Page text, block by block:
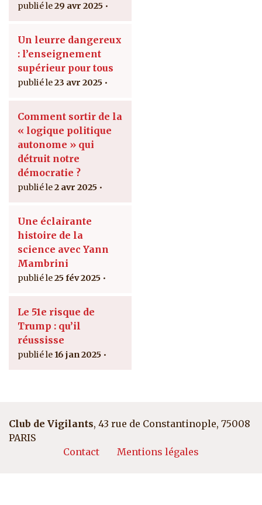
29 avr 2025
Un leurre dangereux
: l’enseignement
supérieur pour tous
23 avr 2025
Comment sortir de la
« logique politique
autonome » qui
détruit notre
démocratie ?
2 avr 2025
Une éclairante
histoire de la
science avec Yann
Mambrini
25 fév 2025
Le 51e risque de
Trump : qu’il
réussisse
16 jan 2025
Club de Vigilants, 43 rue de Constantinople, 75008
PARIS
Pied de page
Contact Mentions légales